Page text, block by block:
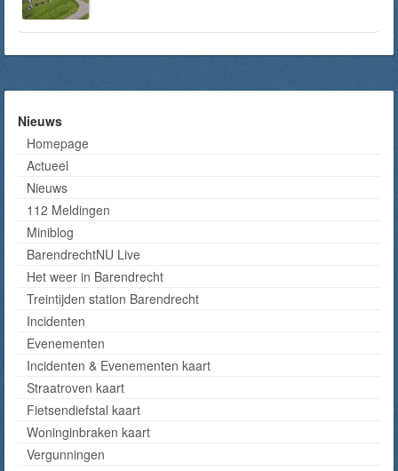
Nieuws
Homepage
Actueel
Nieuws
112 Meldingen
Miniblog
BarendrechtNU Live
Het weer in Barendrecht
Treintijden station Barendrecht
Incidenten
Evenementen
Incidenten & Evenementen kaart
Straatroven kaart
Fietsendiefstal kaart
Woninginbraken kaart
Vergunningen